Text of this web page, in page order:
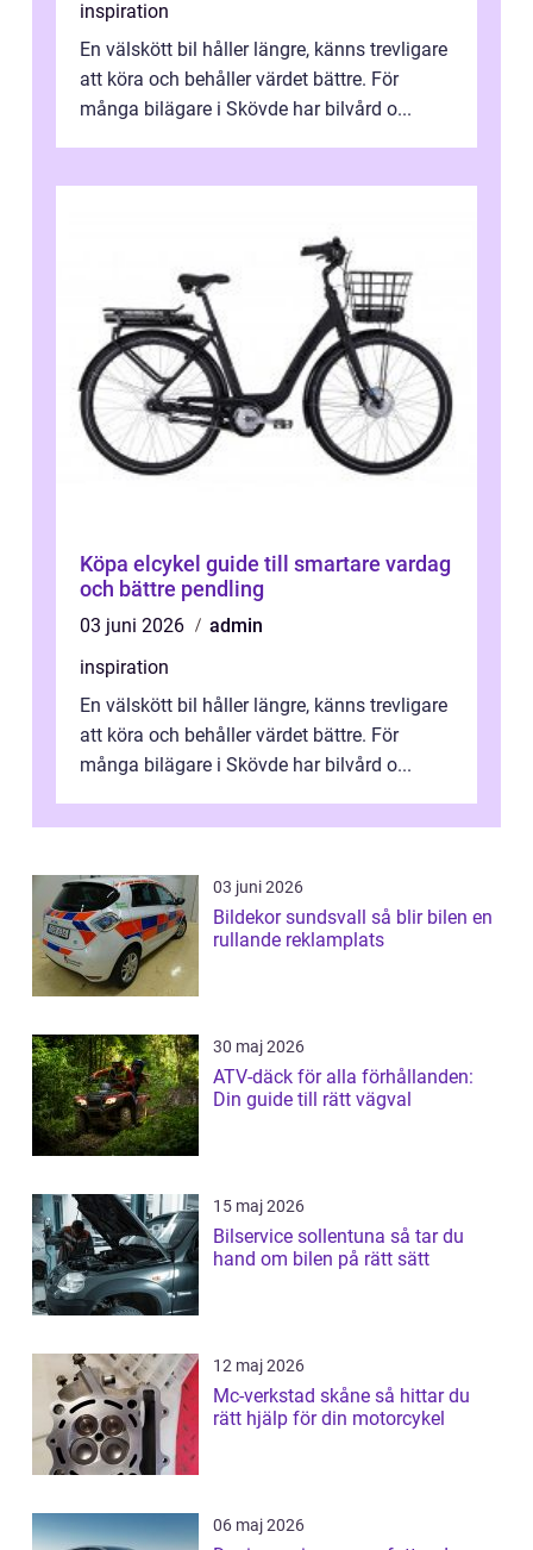
inspiration
En välskött bil håller längre, känns trevligare
att köra och behåller värdet bättre. För
många bilägare i Skövde har bilvård o...
Köpa elcykel guide till smartare vardag
och bättre pendling
03 juni 2026
admin
inspiration
En välskött bil håller längre, känns trevligare
att köra och behåller värdet bättre. För
många bilägare i Skövde har bilvård o...
03 juni 2026
Bildekor sundsvall så blir bilen en
rullande reklamplats
30 maj 2026
ATV-däck för alla förhållanden:
Din guide till rätt vägval
15 maj 2026
Bilservice sollentuna så tar du
hand om bilen på rätt sätt
12 maj 2026
Mc-verkstad skåne så hittar du
rätt hjälp för din motorcykel
06 maj 2026